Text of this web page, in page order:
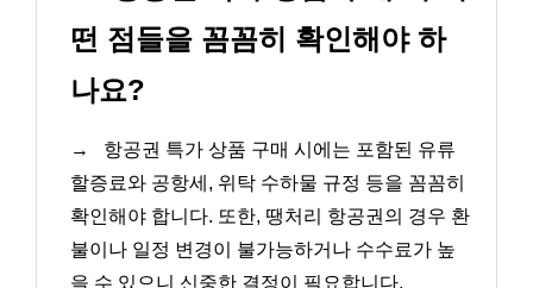
떤 점들을 꼼꼼히 확인해야 하
나요?
→
항공권 특가 상품 구매 시에는 포함된 유류
할증료와 공항세, 위탁 수하물 규정 등을 꼼꼼히
확인해야 합니다. 또한, 땡처리 항공권의 경우 환
불이나 일정 변경이 불가능하거나 수수료가 높
을 수 있으니 신중한 결정이 필요합니다.